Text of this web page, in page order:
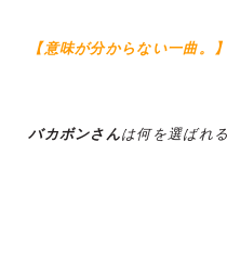
【意味が分からない一曲。】
バカボンさんは何を選ばれ